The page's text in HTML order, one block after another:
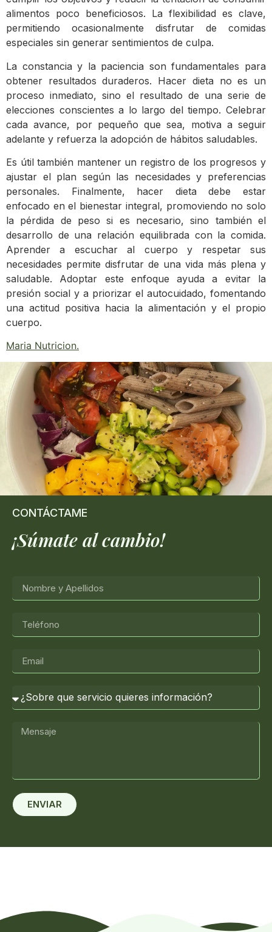
alimentos poco beneficiosos. La flexibilidad es clave,
permitiendo ocasionalmente disfrutar de comidas
especiales sin generar sentimientos de culpa.
La constancia y la paciencia son fundamentales para
obtener resultados duraderos. Hacer dieta no es un
proceso inmediato, sino el resultado de una serie de
elecciones conscientes a lo largo del tiempo. Celebrar
cada avance, por pequeño que sea, motiva a seguir
adelante y refuerza la adopción de hábitos saludables.
Es útil también mantener un registro de los progresos y
ajustar el plan según las necesidades y preferencias
personales. Finalmente, hacer dieta debe estar
enfocado en el bienestar integral, promoviendo no solo
la pérdida de peso si es necesario, sino también el
desarrollo de una relación equilibrada con la comida.
Aprender a escuchar al cuerpo y respetar sus
necesidades permite disfrutar de una vida más plena y
saludable. Adoptar este enfoque ayuda a evitar la
presión social y a priorizar el autocuidado, fomentando
una actitud positiva hacia la alimentación y el propio
cuerpo.
Maria Nutricion.
CONTÁCTAME
¡Súmate al cambio!
ENVIAR